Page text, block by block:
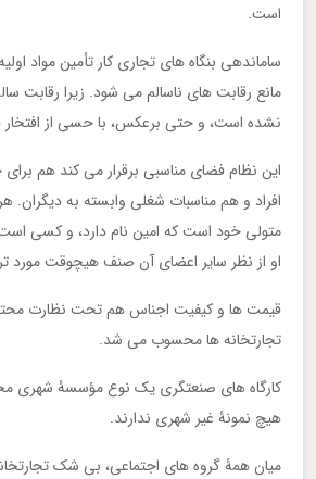
است.
ساماندهی بنگاه های تجاری کار تأمین مواد
مانع رقابت های ناسالم می شود. زیرا رقابت
نشده است، و حتی برعکس، با حسی از افتخار
این نظام فضای مناسبی برقرار می کند هم
افراد و هم مناسبات شغلی وابسته به دیگران.
متولی خود است که امین نام دارد، و کسی
او از نظر سایر اعضای آن صنف هیچوقت مورد
قیمت ها و کیفیت اجناس هم تحت نظارت
تجارتخانه ها محسوب می شد.
کارگاه های صنعتگری یک نوع مؤسسۀ شهری
هیچ نمونۀ غیر شهری ندارند.
میان همۀ گروه های اجتماعی، بی شک